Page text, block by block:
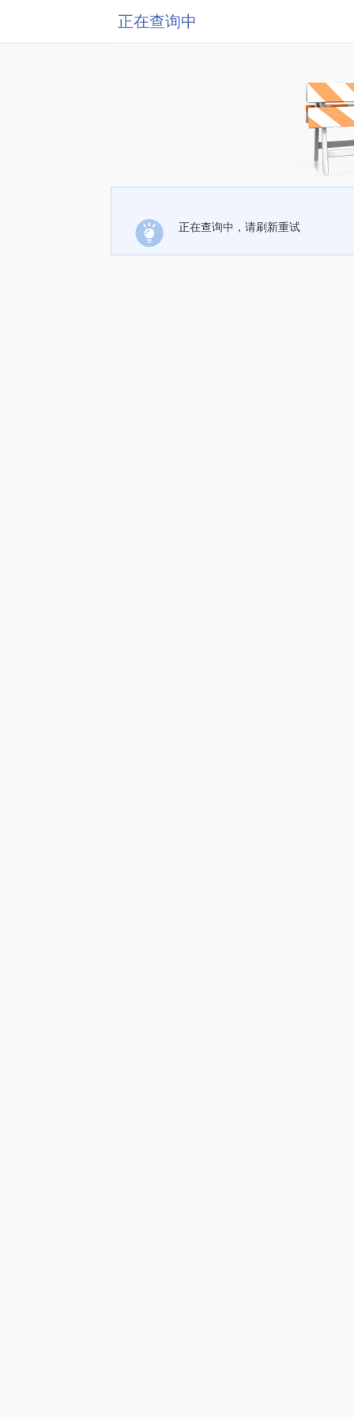
正在查询中
正在查询中，请刷新重试